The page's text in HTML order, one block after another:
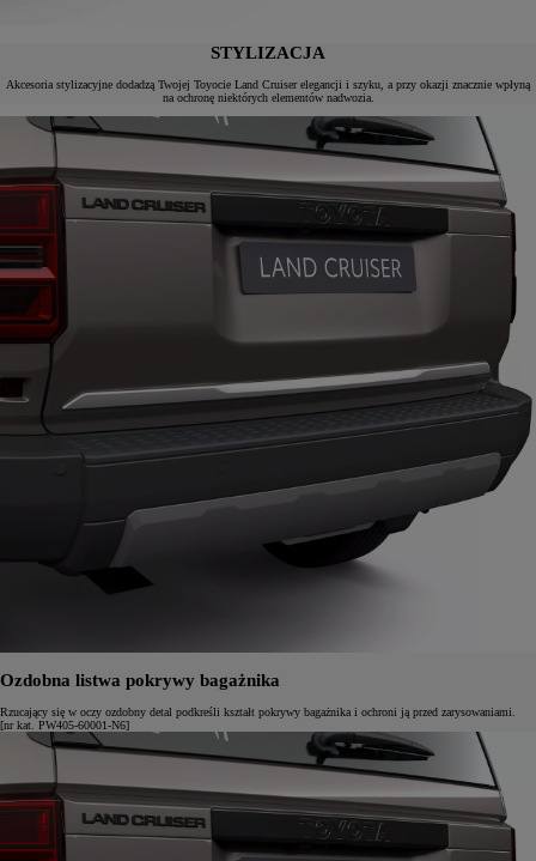
STYLIZACJA
Akcesoria stylizacyjne dodadzą Twojej Toyocie Land Cruiser elegancji i szyku, a przy okazji znacznie wpłyną
na ochronę niektórych elementów nadwozia.
Ozdobna listwa pokrywy bagażnika
Rzucający się w oczy ozdobny detal podkreśli kształt pokrywy bagażnika i ochroni ją przed zarysowaniami.
[nr kat. PW405-60001-N6]